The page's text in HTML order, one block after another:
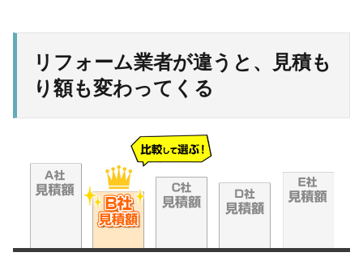
リフォーム業者が違うと、見積も
り額も変わってくる